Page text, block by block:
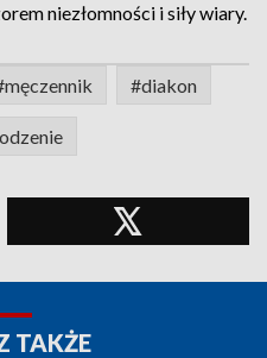
niezłomności i siły wiary.
#diakon
TAKŻE